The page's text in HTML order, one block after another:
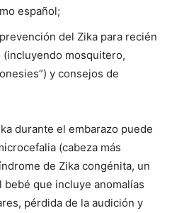
español;
del Zika para recién
mosquitero,
y consejos de
durante el embarazo puede
(cabeza más
de Zika congénita, un
que incluye anomalías
pérdida de la audición y